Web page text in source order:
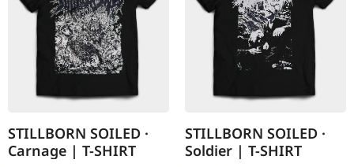
STILLBORN SOILED ·
Carnage | T-SHIRT
STILLBORN SOILED ·
Soldier | T-SHIRT